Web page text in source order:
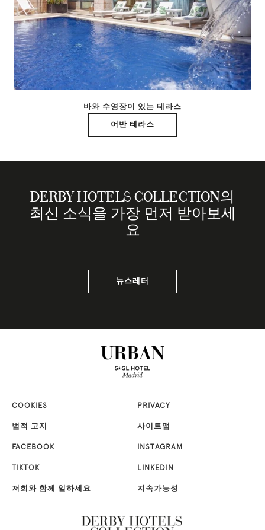
바와 수영장이 있는 테라스
어반 테라스
DERBY HOTELS COLLECTION의
최신 소식을 가장 먼저 받아보세
요
뉴스레터
COOKIES PRIVACY
법적 고지 사이트맵
FACEBOOK INSTAGRAM
TIKTOK LINKEDIN
저희와 함께 일하세요 지속가능성